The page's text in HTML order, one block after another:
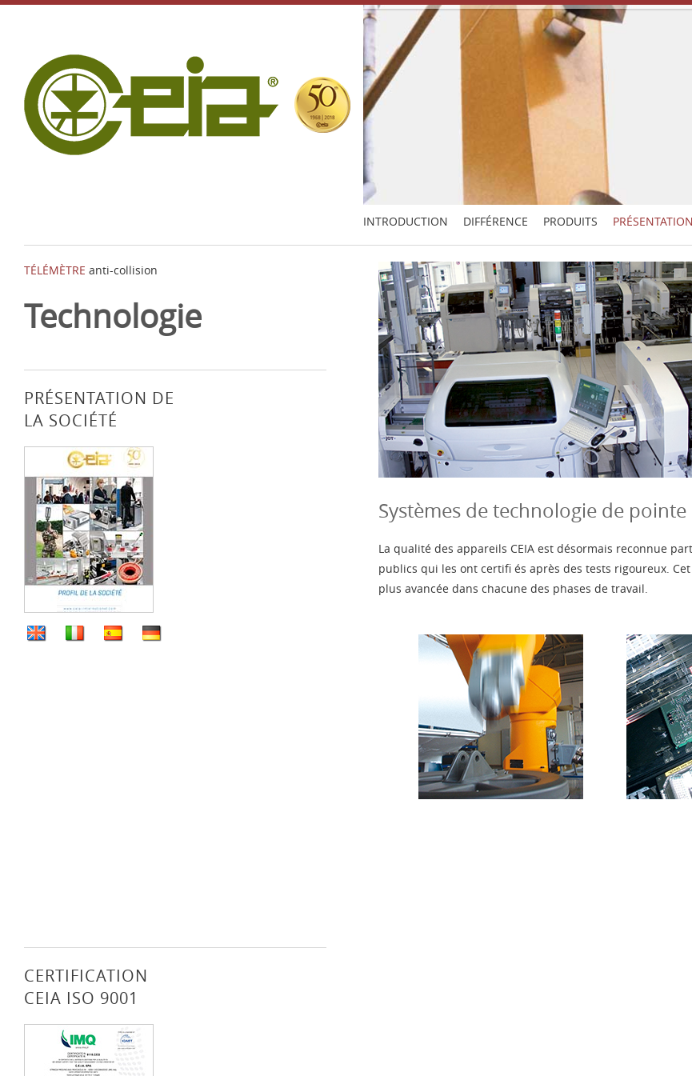
INTRODUCTION DIFFÉRENCE PRODUITS PRÉSENTATION
TÉLÉMÈTRE anti-collision
Technologie
PRÉSENTATION DE
LA SOCIÉTÉ
CERTIFICATION
CEIA ISO 9001
Systèmes de technologie de pointe
La qualité des appareils CEIA est désormais reconnue
publics qui les ont certifi és après des tests rigoureux.
plus avancée dans chacune des phases de travail.